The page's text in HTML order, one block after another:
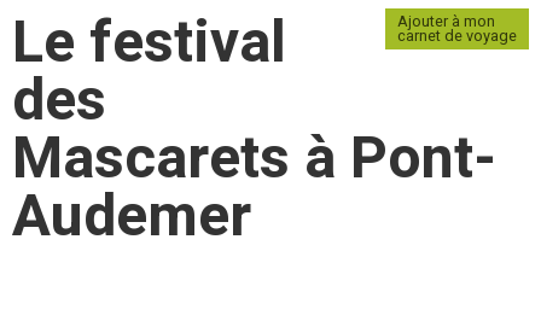
Ajouter à mon
carnet de voyage
Le festival
des
Mascarets à Pont-
Audemer